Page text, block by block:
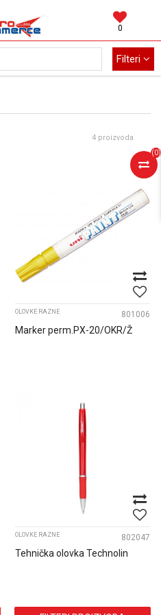
0
(0)
Filteri
4 proizvoda
OLOVKE RAZNE 801006
Marker perm.PX-20/OKR/Ž
OLOVKE RAZNE 802047
Tehnička olovka Technolin